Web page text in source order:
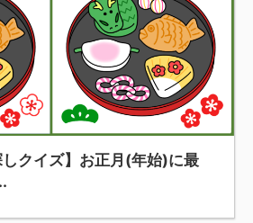
クイズ】お正月(年始)に最